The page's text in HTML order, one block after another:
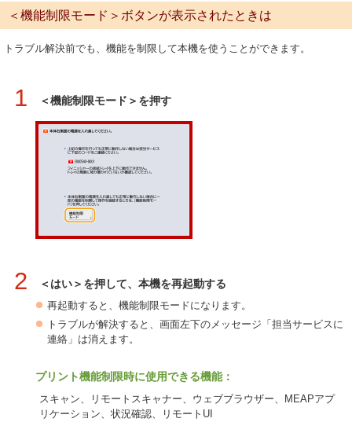
＜機能制限モード＞ボタンが表示されたときは
トラブル解決前でも、機能を制限して本機を使うことができます。
1 ＜機能制限モード＞を押す
2 ＜はい＞を押して、本機を再起動する
再起動すると、機能制限モードになります。
トラブルが解決すると、画面左下のメッセージ「担当サービスに
連絡」は消えます。
プリント機能制限時に使用できる機能：
スキャン、リモートスキャナー、ウェブブラウザー、MEAPアプ
リケーション、状況確認、リモートUI